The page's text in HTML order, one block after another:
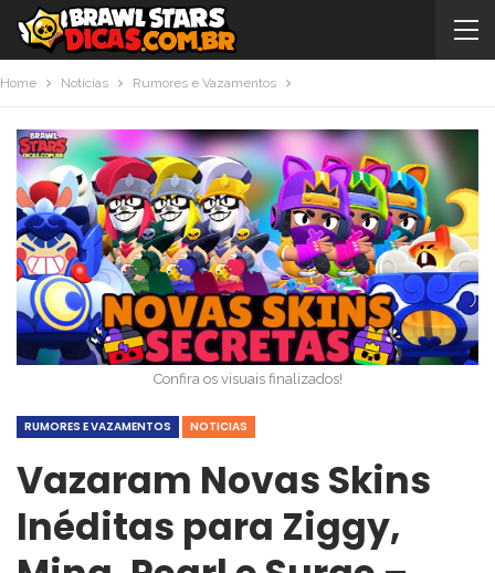
Home Noticias Rumores e Vazamentos
Confira os visuais finalizados!
RUMORES E VAZAMENTOS NOTICIAS
Vazaram Novas Skins
Inéditas para Ziggy,